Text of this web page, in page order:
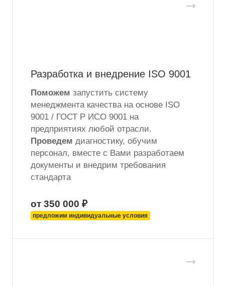
Разработка и внедрение ISO 9001
Поможем запустить систему
менеджмента качества на основе ISO
9001 / ГОСТ Р ИСО 9001 на
предприятиях любой отрасли.
Проведем диагностику, обучим
персонал, вместе с Вами разработаем
документы и внедрим требования
стандарта
от 350 000 ₽
предложим индивидуальные условия